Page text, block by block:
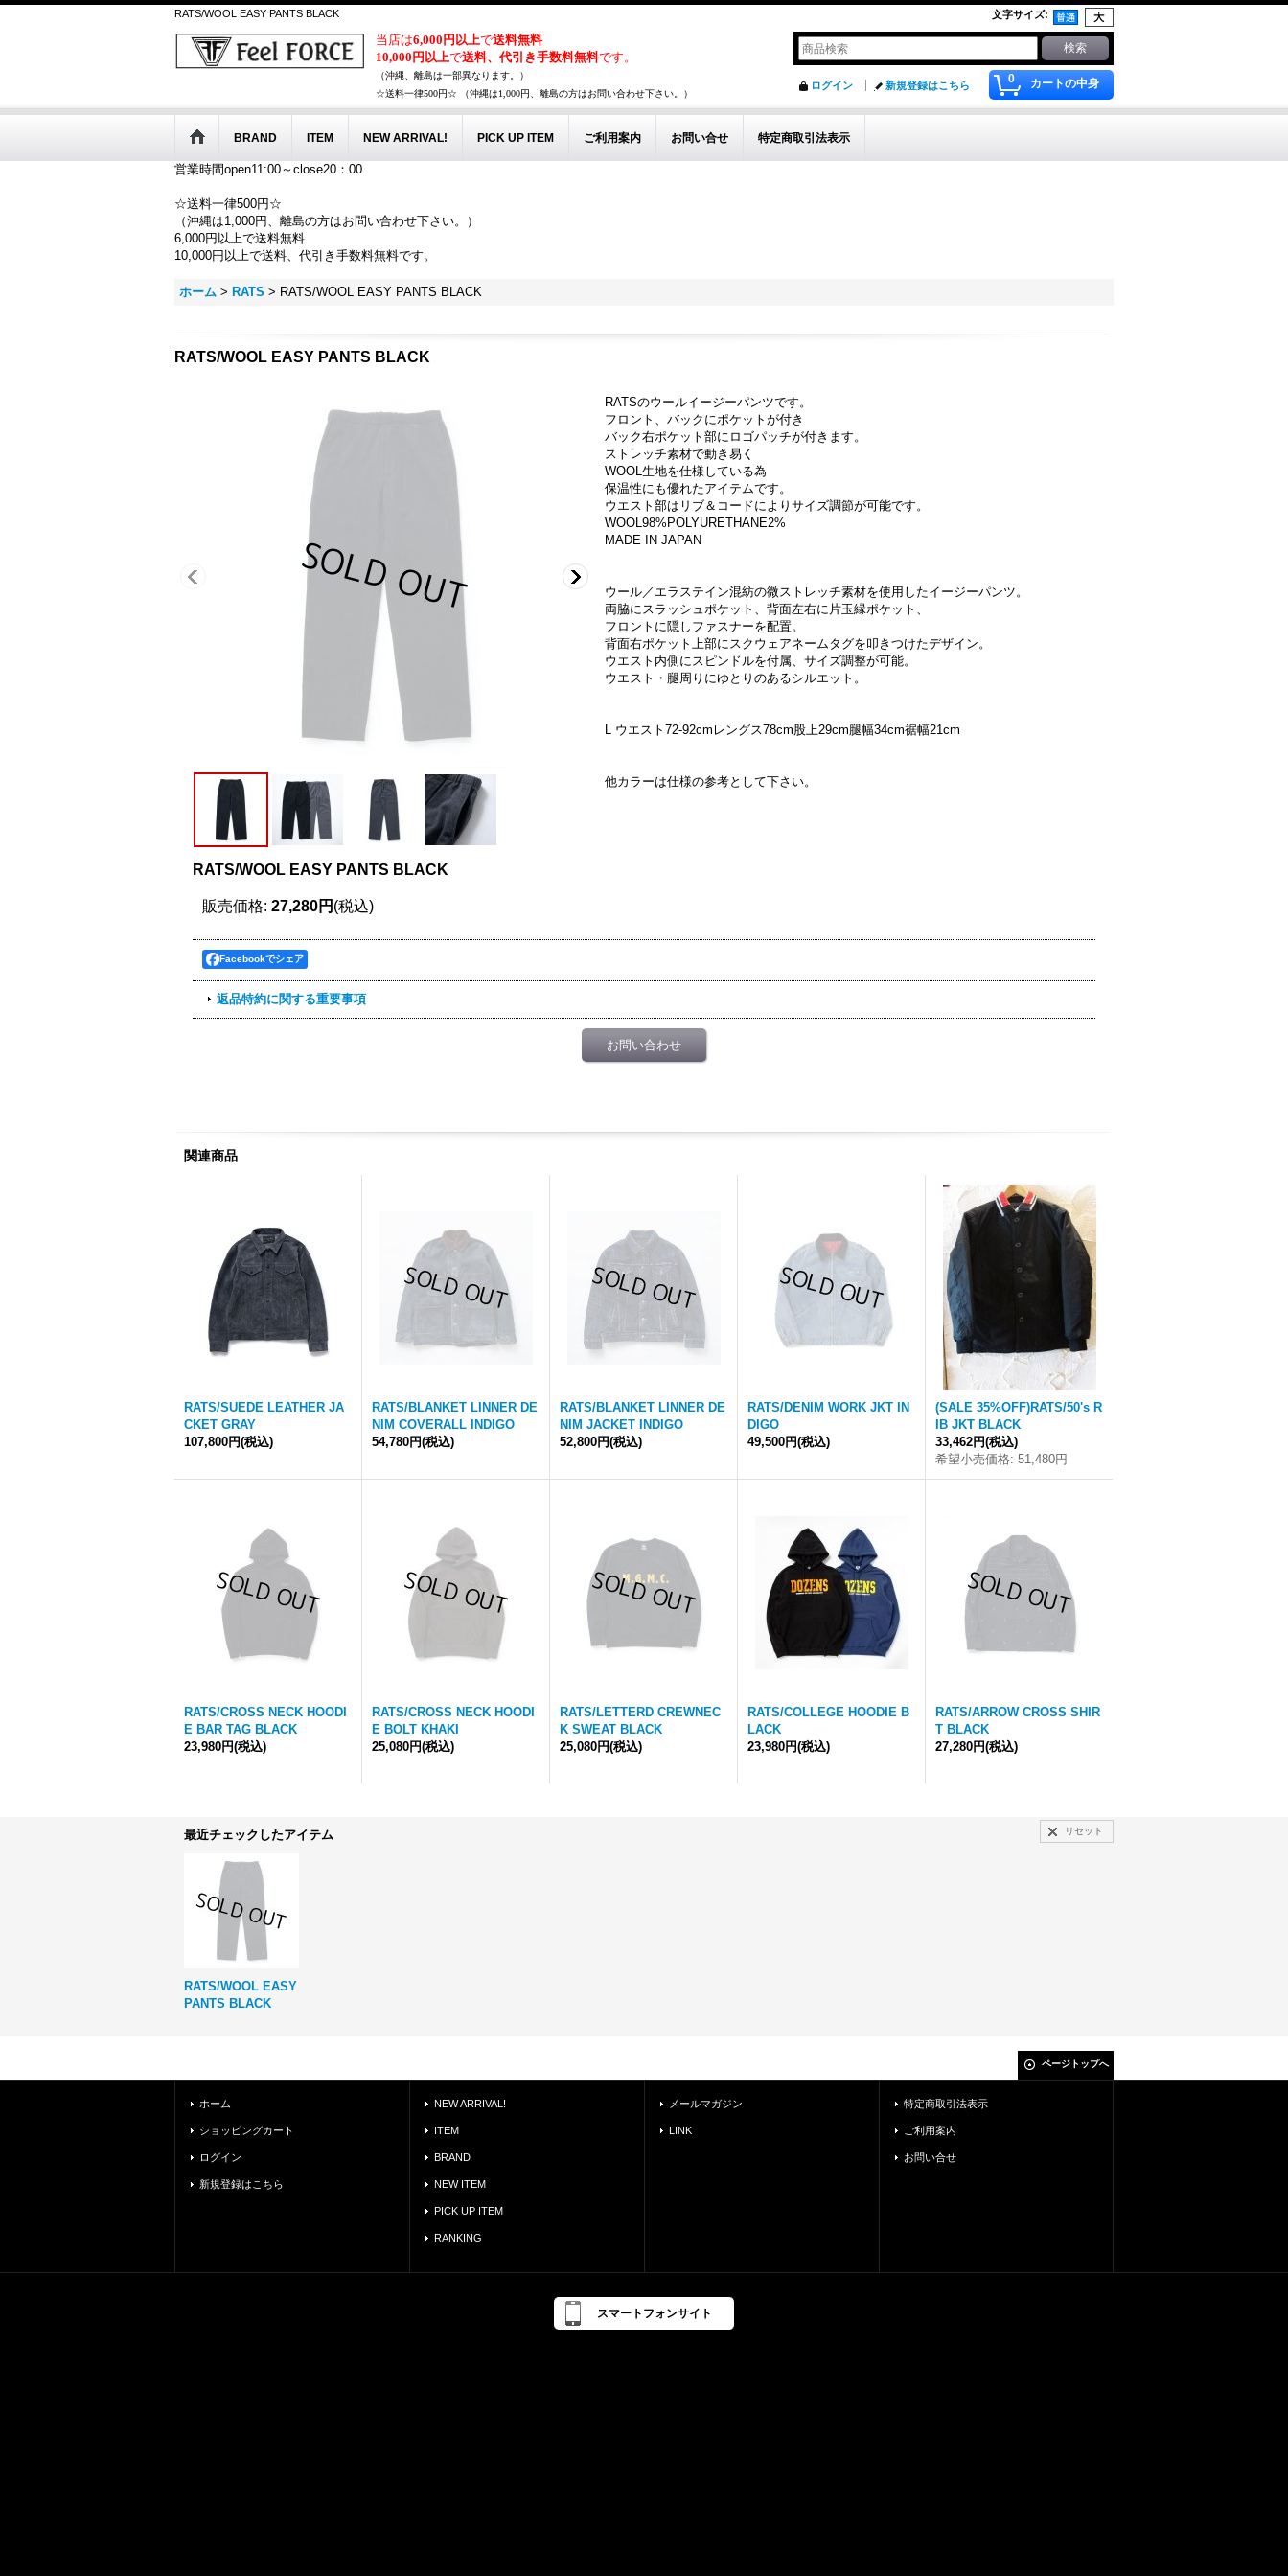
RATS/WOOL EASY PANTS BLACK 文字サイズ:
当店は6,000円以上で送料無料
10,000円以上で送料、代引き手数料無料です。
（沖縄、離島は一部異なります。）
☆送料一律500円☆ （沖縄は1,000円、離島の方はお問い合わせ下さい。）
0 カートの中身
ログイン 新規登録はこちら
BRAND ITEM NEW ARRIVAL! PICK UP ITEM ご利用案内 お問い合せ 特定商取引法表示
営業時間open11:00～close20：00
☆送料一律500円☆
（沖縄は1,000円、離島の方はお問い合わせ下さい。）
6,000円以上で送料無料
10,000円以上で送料、代引き手数料無料です。
ホーム > RATS > RATS/WOOL EASY PANTS BLACK
RATS/WOOL EASY PANTS BLACK
RATSのウールイージーパンツです。
フロント、バックにポケットが付き
バック右ポケット部にロゴパッチが付きます。
ストレッチ素材で動き易く
WOOL生地を仕様している為
保温性にも優れたアイテムです。
ウエスト部はリブ＆コードによりサイズ調節が可能です。
WOOL98%POLYURETHANE2%
MADE IN JAPAN
ウール／エラステイン混紡の微ストレッチ素材を使用したイージーパンツ。
両脇にスラッシュポケット、背面左右に片玉縁ポケット、
フロントに隠しファスナーを配置。
背面右ポケット上部にスクウェアネームタグを叩きつけたデザイン。
ウエスト内側にスピンドルを付属、サイズ調整が可能。
ウエスト・腿周りにゆとりのあるシルエット。
L ウエスト72-92cmレングス78cm股上29cm腿幅34cm裾幅21cm
他カラーは仕様の参考として下さい。
RATS/WOOL EASY PANTS BLACK
販売価格: 27,280円 (税込)
Facebookでシェア
返品特約に関する重要事項
お問い合わせ
関連商品
RATS/SUEDE LEATHER JA
CKET GRAY
107,800円(税込)
RATS/BLANKET LINNER DE
NIM COVERALL INDIGO
54,780円(税込)
RATS/BLANKET LINNER DE
NIM JACKET INDIGO
52,800円(税込)
RATS/DENIM WORK JKT IN
DIGO
49,500円(税込)
(SALE 35%OFF)RATS/50's R
IB JKT BLACK
33,462円(税込)
希望小売価格: 51,480円
RATS/CROSS NECK HOODI
E BAR TAG BLACK
23,980円(税込)
RATS/CROSS NECK HOODI
E BOLT KHAKI
25,080円(税込)
RATS/LETTERD CREWNEC
K SWEAT BLACK
25,080円(税込)
RATS/COLLEGE HOODIE B
LACK
23,980円(税込)
RATS/ARROW CROSS SHIR
T BLACK
27,280円(税込)
最近チェックしたアイテム リセット
RATS/WOOL EASY
PANTS BLACK
ページトップへ
ホーム
ショッピングカート
ログイン
新規登録はこちら
NEW ARRIVAL!
ITEM
BRAND
NEW ITEM
PICK UP ITEM
RANKING
メールマガジン
LINK
特定商取引法表示
ご利用案内
お問い合せ
スマートフォンサイト